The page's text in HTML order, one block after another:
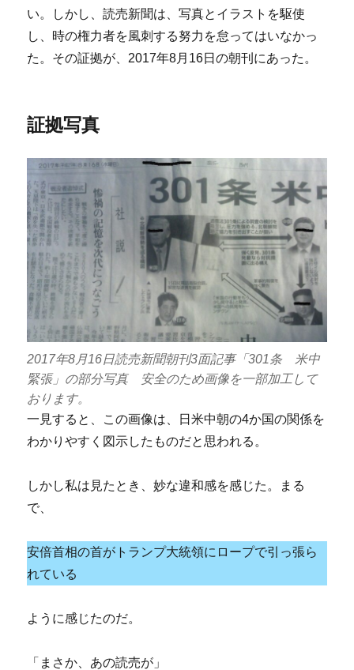
い。しかし、読売新聞は、写真とイラストを駆使
し、時の権力者を風刺する努力を怠ってはいなかっ
た。その証拠が、2017年8月16日の朝刊にあった。
証拠写真
2017年8月16日読売新聞朝刊3面記事「301条 米中
緊張」の部分写真 安全のため画像を一部加工して
おります。
一見すると、この画像は、日米中朝の4か国の関係を
わかりやすく図示したものだと思われる。
しかし私は見たとき、妙な違和感を感じた。まる
で、
安倍首相の首がトランプ大統領にロープで引っ張ら
れている
ように感じたのだ。
「まさか、あの読売が」